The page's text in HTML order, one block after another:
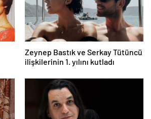
Zeynep Bastık ve Serkay Tütüncü
ilişkilerinin 1. yılını kutladı